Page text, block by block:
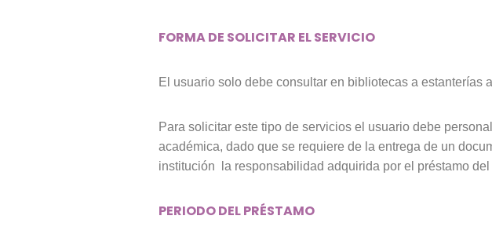
FORMA DE SOLICITAR EL SERVICIO
El usuario solo debe consultar en bibliotecas a estanterías
Para solicitar este tipo de servicios el usuario debe
académica, dado que se requiere de la entrega de un
institución la responsabilidad adquirida por el préstamo del
PERIODO DEL PRÉSTAMO